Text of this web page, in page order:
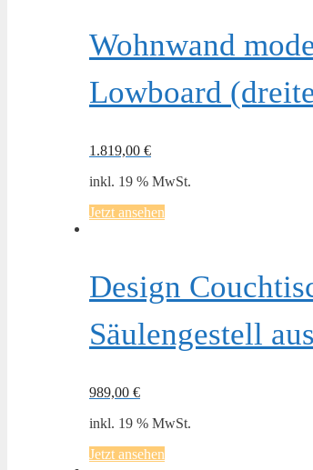
Wohnwand
Lowboard
1.819,00 €
inkl. 19 % MwSt.
Jetzt ansehen
Design
Säulengestell
989,00 €
inkl. 19 % MwSt.
Jetzt ansehen